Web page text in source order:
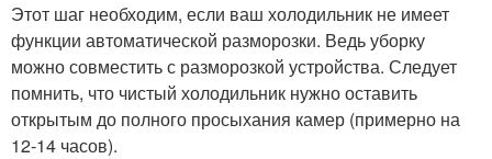
Этот шаг необходим, если ваш холодильник не имеет
функции автоматической разморозки. Ведь уборку
можно совместить с разморозкой устройства. Следует
помнить, что чистый холодильник нужно оставить
открытым до полного просыхания камер (примерно на
12-14 часов).